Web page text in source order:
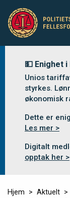
💵 Enighet
Unios
styrkes.
økonomisk
Dette er
Les mer >
Digitalt
opptak her >
Hjem Aktuelt